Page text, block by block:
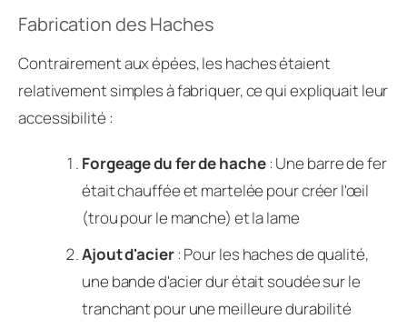
Fabrication des Haches
Contrairement aux épées, les haches étaient
relativement simples à fabriquer, ce qui expliquait leur
accessibilité :
Forgeage du fer de hache: Une barre de fer
était chauffée et martelée pour créer l'œil
(trou pour le manche) et la lame
Ajout d'acier: Pour les haches de qualité,
une bande d'acier dur était soudée sur le
tranchant pour une meilleure durabilité